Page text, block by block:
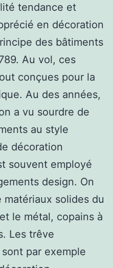
tendance et
en décoration
des bâtiments
Au vol, ces
conçues pour la
Au des années,
a vu sourdre de
au style
décoration
souvent employé
design. On
solides du
le métal, copains à
Les trêve
par exemple